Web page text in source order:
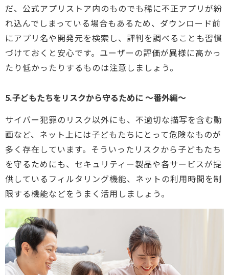
だ、公式アプリストア内のものでも稀に不正アプリが紛
れ込んでしまっている場合もあるため、ダウンロード前
にアプリ名や開発元を検索し、評判を調べることも習慣
づけておくと安心です。ユーザーの評価が異様に高かっ
たり低かったりするものは注意しましょう。
5.子どもたちをリスクから守るために ～番外編～
サイバー犯罪のリスク以外にも、不適切な描写を含む動
画など、ネット上には子どもたちにとって危険なものが
多く存在しています。そういったリスクから子どもたち
を守るためにも、セキュリティー製品や各サービスが提
供しているフィルタリング機能、ネットの利用時間を制
限する機能などをうまく活用しましょう。